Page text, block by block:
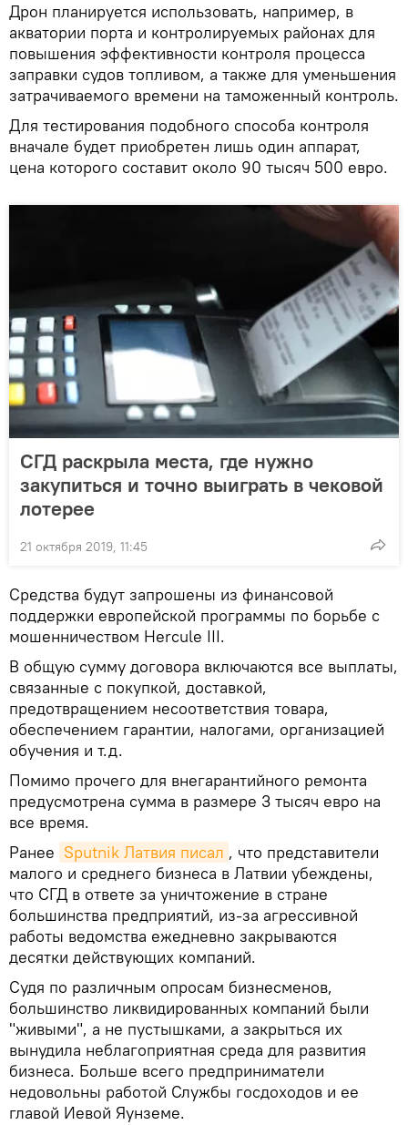
Дрон планируется использовать, например, в
акватории порта и контролируемых районах для
повышения эффективности контроля процесса
заправки судов топливом, а также для уменьшения
затрачиваемого времени на таможенный контроль.
Для тестирования подобного способа контроля
вначале будет приобретен лишь один аппарат,
цена которого составит около 90 тысяч 500 евро.
СГД раскрыла места, где нужно
закупиться и точно выиграть в чековой
лотерее
21 октября 2019, 11:45
Средства будут запрошены из финансовой
поддержки европейской программы по борьбе с
мошенничеством Hercule III.
В общую сумму договора включаются все выплаты,
связанные с покупкой, доставкой,
предотвращением несоответствия товара,
обеспечением гарантии, налогами, организацией
обучения и т.д.
Помимо прочего для внегарантийного ремонта
предусмотрена сумма в размере 3 тысяч евро на
все время.
Ранее Sputnik Латвия писал , что представители
малого и среднего бизнеса в Латвии убеждены,
что СГД в ответе за уничтожение в стране
большинства предприятий, из-за агрессивной
работы ведомства ежедневно закрываются
десятки действующих компаний.
Судя по различным опросам бизнесменов,
большинство ликвидированных компаний были
"живыми", а не пустышками, а закрыться их
вынудила неблагоприятная среда для развития
бизнеса. Больше всего предприниматели
недовольны работой Службы госдоходов и ее
главой Иевой Яунземе.